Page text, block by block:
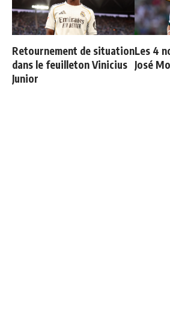
Retournement de situation
dans le feuilleton Vinicius
Junior
Les 4
José